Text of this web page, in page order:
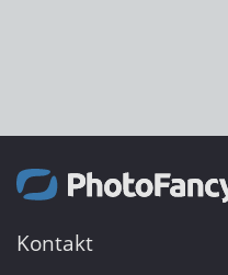
Kontakt